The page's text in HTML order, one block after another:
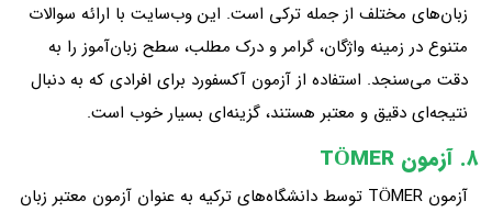
زبان‌های مختلف از جمله ترکی است. این وب‌سایت با ارائه سوالات
متنوع در زمینه واژگان، گرامر و درک مطلب، سطح زبان‌آموز را به
دقت می‌سنجد. استفاده از آزمون آکسفورد برای افرادی که به دنبال
نتیجه‌ای دقیق و معتبر هستند، گزینه‌ای بسیار خوب است.
۸. آزمون TÖMER
آزمون TÖMER توسط دانشگاه‌های ترکیه به عنوان آزمون معتبر زبان